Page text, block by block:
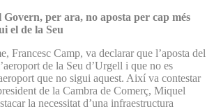
per ara, no aposta per cap més
el de la Seu
Francesc Camp, va declarar que l’aposta del
de la Seu d’Urgell i que no es
que no sigui aquest. Així va contestar
de la Cambra de Comerç, Miquel
la necessitat d’una infraestructura